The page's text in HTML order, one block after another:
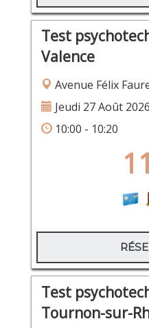
Test
Valence
Avenue Félix
Jeudi 27 Août 2026
10:00 - 10:20
Test
Tournon-sur-